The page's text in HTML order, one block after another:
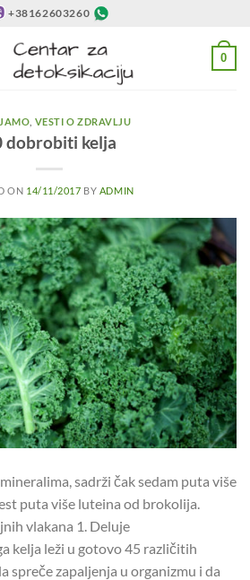
+38162603260
0
VESTI O ZDRAVLJU
dobrobiti kelja
ON 14/11/2017 BY ADMIN
sadrži čak sedam puta više
puta više luteina od brokolija.
vlakana 1. Deluje
kelja leži u gotovo 45 različitih
spreče zapaljenja u organizmu i da